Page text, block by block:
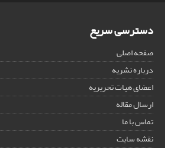
دسترسی سریع
صفحه اصلی
درباره نشریه
اعضای هیات تحریریه
ارسال مقاله
تماس با ما
نقشه سایت